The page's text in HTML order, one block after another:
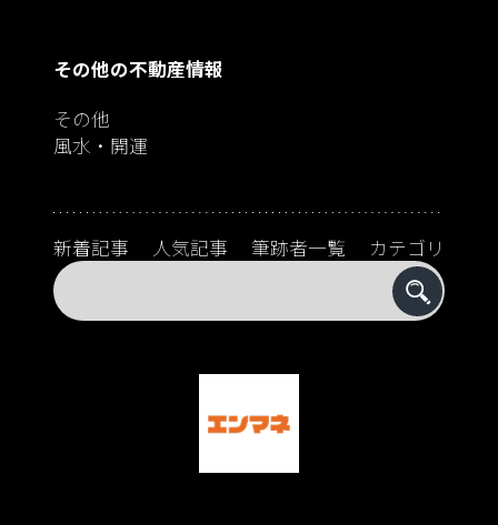
その他の不動産情報
その他
風水・開運
新着記事 人気記事 筆跡者一覧 カテゴリ